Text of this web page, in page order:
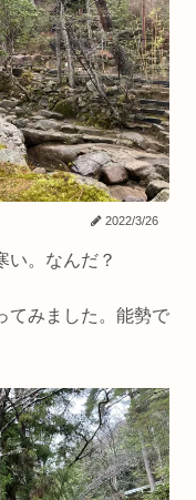
2022/3/26
い。なんだ？
てみました。能勢で